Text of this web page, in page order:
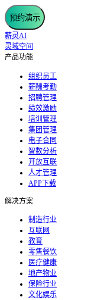
预约演示
薪灵AI
灵域空间
产品功能
组织员工
薪酬考勤
招聘管理
绩效激励
培训管理
集团管理
电子合同
智数分析
开放互联
人才管理
APP下载
解决方案
制造行业
互联网
教育
零售餐饮
医疗健康
地产物业
保险行业
文化娱乐